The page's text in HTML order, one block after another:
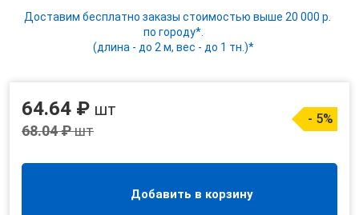
Доставим бесплатно заказы стоимостью выше 20 000 р.
по городу*.
(длина - до 2 м, вес - до 1 тн.)*
64.64 ₽ шт
68.04 ₽шт
- 5%
Добавить в корзину